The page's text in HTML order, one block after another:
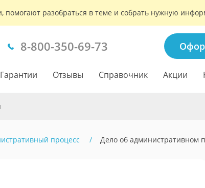
помогают разобраться в теме и собрать нужную
8-800-350-69-73
Гарантии Отзывы Справочник Акции
процесс Дело об административном